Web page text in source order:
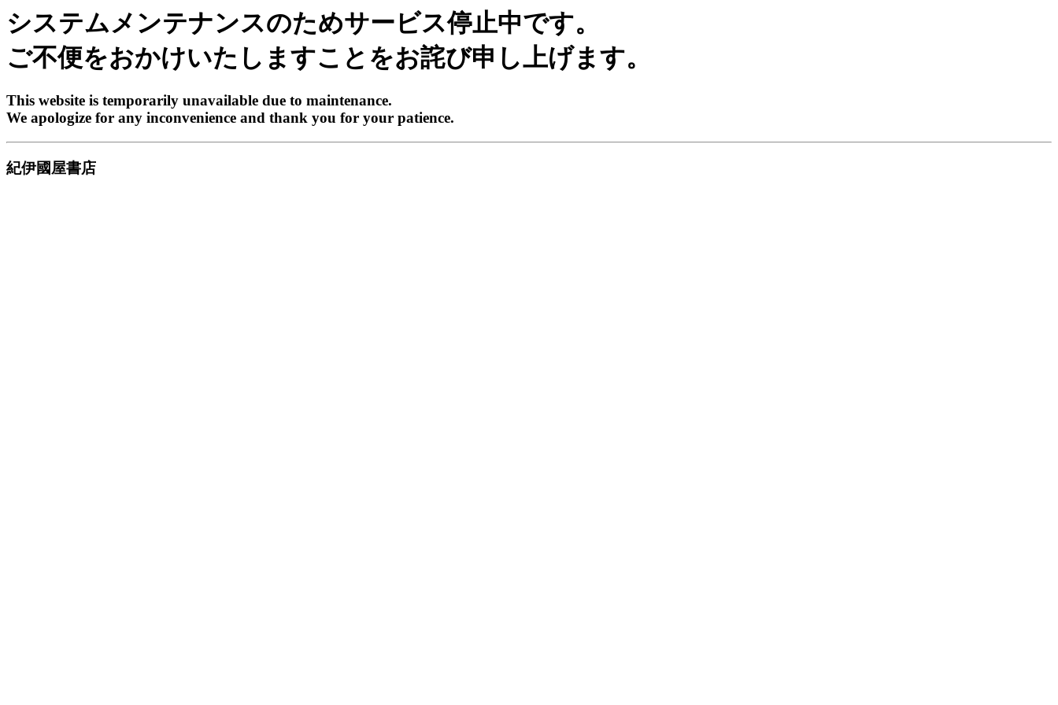
システムメンテナンスのためサービス停止中です。
ご不便をおかけいたしますことをお詫び申し上げます。
This website is temporarily unavailable due to maintenance.
We apologize for any inconvenience and thank you for your patience.
紀伊國屋書店